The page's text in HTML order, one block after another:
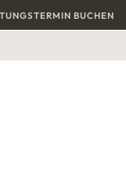
BUCHEN